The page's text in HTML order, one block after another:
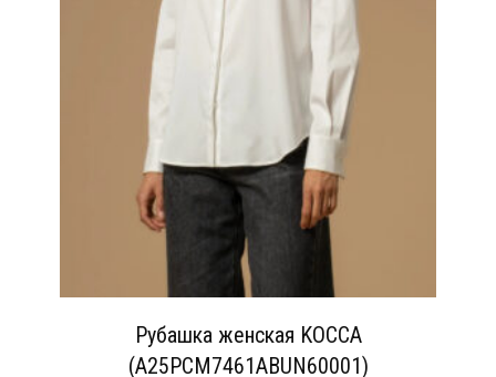
Рубашка женская KOCCA
(A25PCM7461ABUN60001)